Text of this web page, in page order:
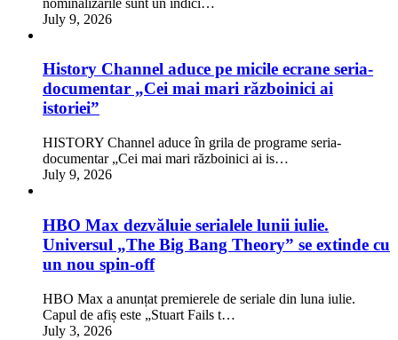
July 9, 2026
History Channel aduce pe micile ecrane seria-
documentar „Cei mai mari războinici ai
istoriei”
HISTORY Channel aduce în grila de programe seria-
documentar „Cei mai mari războinici ai is…
July 9, 2026
HBO Max dezvăluie serialele lunii iulie.
Universul „The Big Bang Theory” se extinde cu
un nou spin-off
HBO Max a anunțat premierele de seriale din luna iulie.
Capul de afiș este „Stuart Fails t…
July 3, 2026